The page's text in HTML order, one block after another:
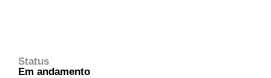
Status
Em andamento